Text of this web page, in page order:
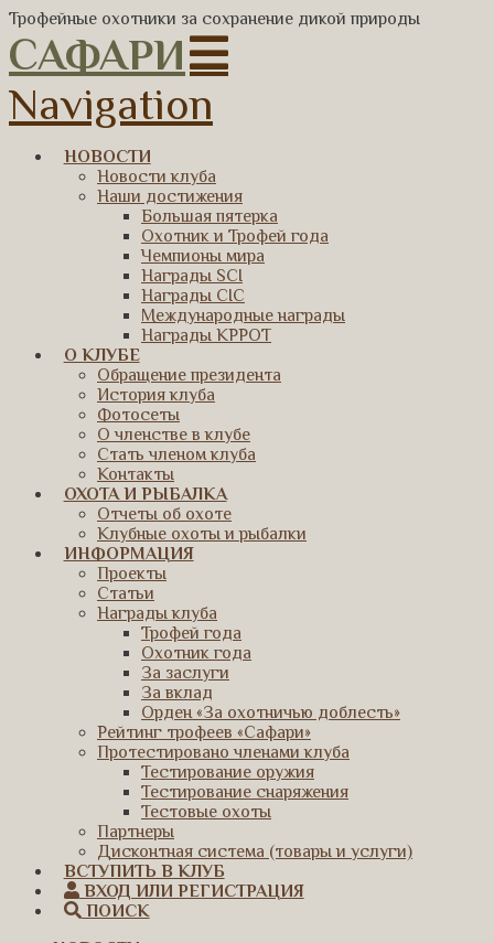
Трофейные охотники за сохранение дикой природы
САФАРИ
Navigation
НОВОСТИ
Новости клуба
Наши достижения
Большая пятерка
Охотник и Трофей года
Чемпионы мира
Награды SCI
Награды CIC
Международные награды
Награды КРРОТ
О КЛУБЕ
Обращение президента
История клуба
Фотосеты
О членстве в клубе
Стать членом клуба
Контакты
ОХОТА И РЫБАЛКА
Отчеты об охоте
Клубные охоты и рыбалки
ИНФОРМАЦИЯ
Проекты
Статьи
Награды клуба
Трофей года
Охотник года
За заслуги
За вклад
Орден «За охотничью доблесть»
Рейтинг трофеев «Сафари»
Протестировано членами клуба
Тестирование оружия
Тестирование снаряжения
Тестовые охоты
Партнеры
Дисконтная система (товары и услуги)
ВСТУПИТЬ В КЛУБ
ВХОД ИЛИ РЕГИСТРАЦИЯ
ПОИСК